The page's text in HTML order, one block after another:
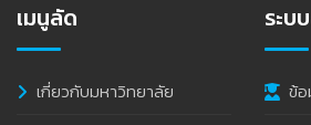
เมนูลัด
เกี่ยวกับมหาวิทยาลัย
ระบ
ข้